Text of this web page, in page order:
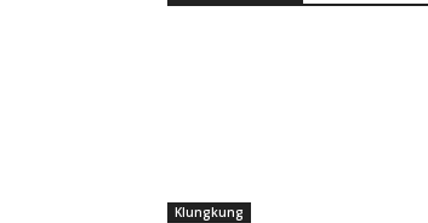
Klungkung